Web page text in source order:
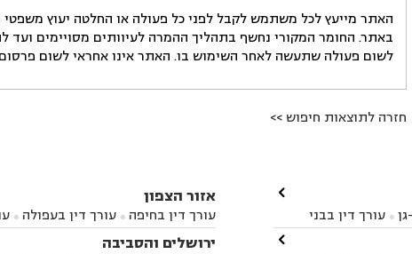
האתר מייעץ לכל משתמש לקבל לפני כל פעולה או החלטה יעוץ משפטי
באתר. החומר המקורי נחשף בתהליך ההמרה לעיוותים מסויימים ועד
לשום פעולה שתעשה לאחר השימוש בו. האתר אינו אחראי לשום
חזרה לתוצאות חיפוש >>

עורך דין בבני
בראשון לציון


אזור הצפון
עורך דין בחיפה  עורך דין בעפולה 
אתא
עורך דין בנהריה עורך דין ירושלים והסביבה